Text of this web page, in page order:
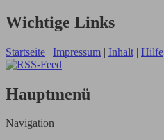
Wichtige Links
Startseite | Impressum | Inhalt | Hilfe
Hauptmenü
Navigation